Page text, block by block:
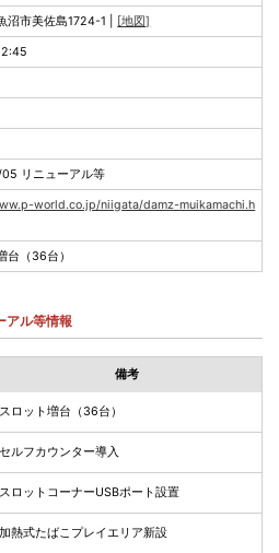
沼市美佐島1724-1 | [地図]
リニューアル等
world.co.jp/niigata/damz-muikamachi.h
台（36台）
アル等情報
備考
スロット増台（36台）
セルフカウンター導入
スロットコーナーUSBポート設置
加熱式たばこプレイエリア新設